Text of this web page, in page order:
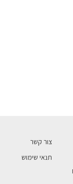
צור קשר
תנאי שימוש